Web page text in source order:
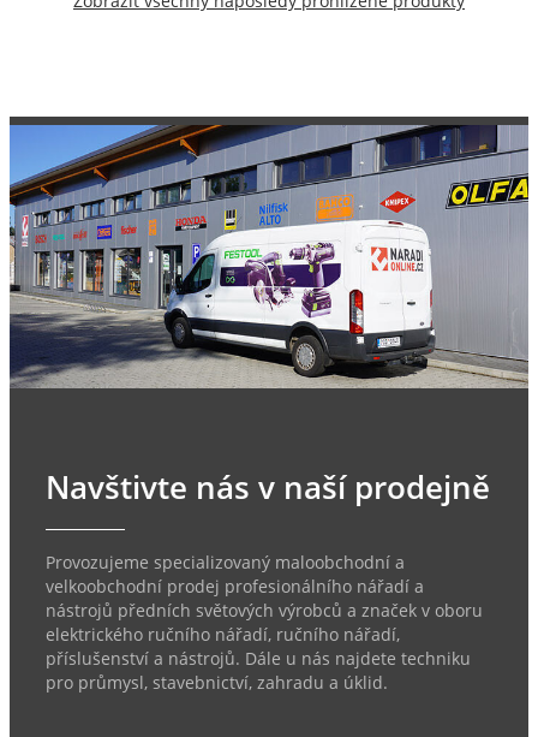
Navštivte nás v naší prodejně
Provozujeme specializovaný maloobchodní a
velkoobchodní prodej profesionálního nářadí a
nástrojů předních světových výrobců a značek v oboru
elektrického ručního nářadí, ručního nářadí,
příslušenství a nástrojů. Dále u nás najdete techniku
pro průmysl, stavebnictví, zahradu a úklid.